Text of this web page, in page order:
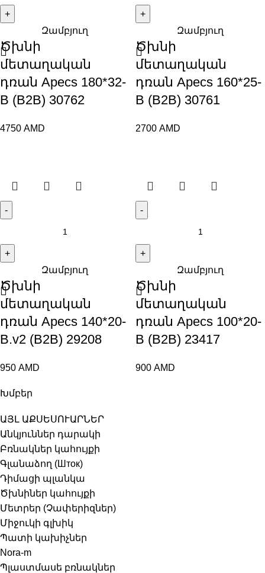
Խմբեր
ԱՅԼ ԱՔՍԵՍՈՒԱՐՆԵՐ
Անկյուններ դարակի
Բռնակներ կահույքի
Գլանաձող (Шток)
Դիմացի պլանկա
Ծխնիներ կահույքի
Մետրեր (Չափերիզներ)
Միջուկի գլխիկ
Պատի կախիչներ
Nora-m
Պլաստմասե բռնակներ
Զամբյուղ
Ծխնի
մետաղական
դռան Apecs 180*32-
B (B2B) 30762
4750 AMD
Զամբյուղ
Ծխնի
մետաղական
դռան Apecs 160*25-
B (B2B) 30761
2700 AMD
Զամբյուղ
Ծխնի
մետաղական
դռան Apecs 140*20-
B.v2 (B2B) 29208
950 AMD
Զամբյուղ
Ծխնի
մետաղական
դռան Apecs 100*20-
B (B2B) 23417
900 AMD